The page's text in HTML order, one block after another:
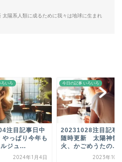
陽系人類に成るために我々は地球に生まれ
ろいろ
注目記事日中
やっぱり今年も
ジュ...
2024年1月4日
今日の記事 いろいろ
20231028注目記事
随時更新 太陽神髑
火、かごめうたの...
2023年10